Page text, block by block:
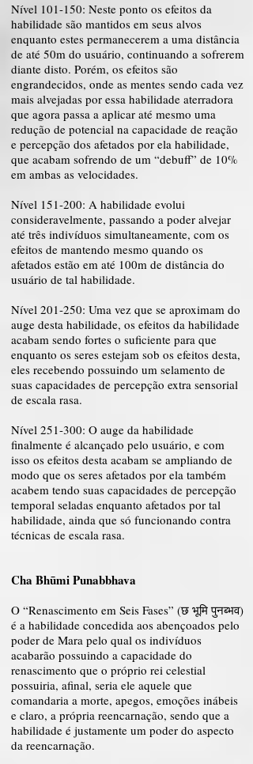
Nível 101-150: Neste ponto os efeitos da
habilidade são mantidos em seus alvos
enquanto estes permanecerem a uma distância
de até 50m do usuário, continuando a sofrerem
diante disto. Porém, os efeitos são
engrandecidos, onde as mentes sendo cada vez
mais alvejadas por essa habilidade aterradora
que agora passa a aplicar até mesmo uma
redução de potencial na capacidade de reação
e percepção dos afetados por ela habilidade,
que acabam sofrendo de um “debuff” de 10%
em ambas as velocidades.
Nível 151-200: A habilidade evolui
consideravelmente, passando a poder alvejar
até três indivíduos simultaneamente, com os
efeitos de mantendo mesmo quando os
afetados estão em até 100m de distância do
usuário de tal habilidade.
Nível 201-250: Uma vez que se aproximam do
auge desta habilidade, os efeitos da habilidade
acabam sendo fortes o suficiente para que
enquanto os seres estejam sob os efeitos desta,
eles recebendo possuindo um selamento de
suas capacidades de percepção extra sensorial
de escala rasa.
Nível 251-300: O auge da habilidade
finalmente é alcançado pelo usuário, e com
isso os efeitos desta acabam se ampliando de
modo que os seres afetados por ela também
acabem tendo suas capacidades de percepção
temporal seladas enquanto afetados por tal
habilidade, ainda que só funcionando contra
técnicas de escala rasa.
Cha Bhūmi Punabbhava
O “Renascimento em Seis Fases” (छ भूमि पुनब्भव)
é a habilidade concedida aos abençoados pelo
poder de Mara pelo qual os indivíduos
acabarão possuindo a capacidade do
renascimento que o próprio rei celestial
possuiria, afinal, seria ele aquele que
comandaria a morte, apegos, emoções inábeis
e claro, a própria reencarnação, sendo que a
habilidade é justamente um poder do aspecto
da reencarnação.